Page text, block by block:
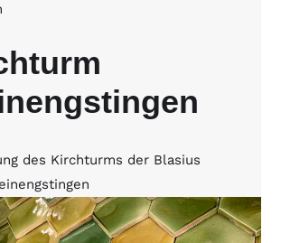
des Kirchturms der Blasius